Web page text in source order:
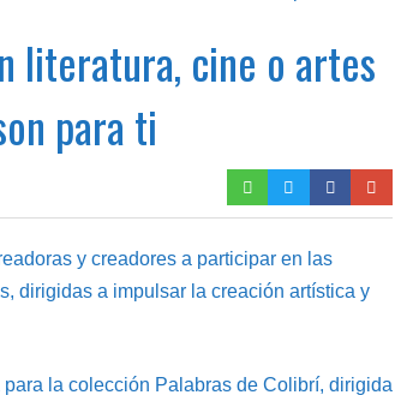
literatura, cine o artes
para ti
y creadores a participar en las
dirigidas a impulsar la creación artística y
la colección Palabras de Colibrí, dirigida